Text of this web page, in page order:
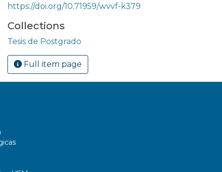
https://doi.org/10.71959/wvvf-k379
Collections
Tesis de Postgrado
Full item page